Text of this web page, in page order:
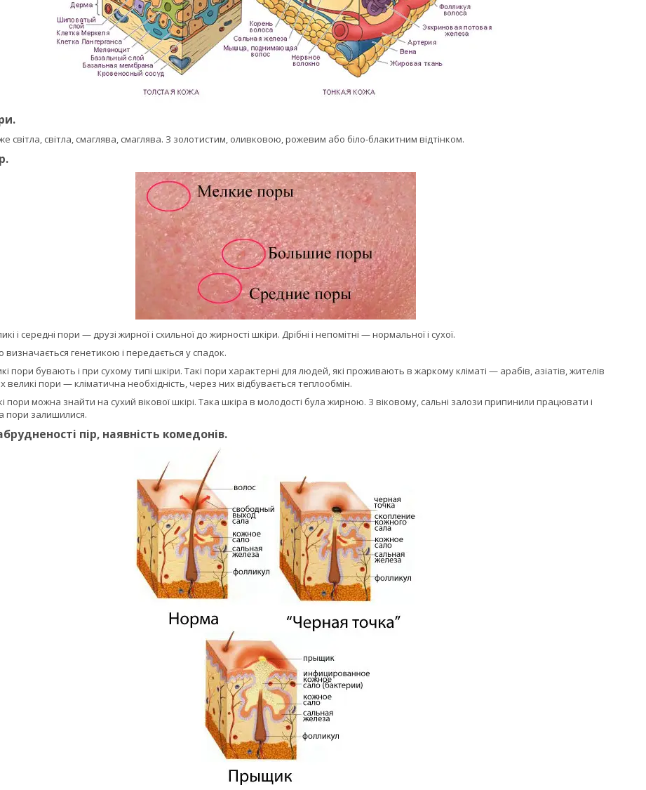
світла, світла, смаглява, смаглява. З золотистим, оливковою, рожевим або біло-блакитним відтінком.
і середні пори — друзі жирної і схильної до жирності шкіри. Дрібні і непомітні — нормальної і сухої.
визначається генетикою і передається у спадок.
пори бувають і при сухому типі шкіри. Такі пори характерні для людей, які проживають в жаркому кліматі — арабів, азіатів, жителів
великі пори — кліматична необхідність, через них відбувається теплообмін.
пори можна знайти на сухий вікової шкірі. Така шкіра в молодості була жирною. З віковому, сальні залози припинили працювати і
пори залишилися.
пір, наявність комедонів.